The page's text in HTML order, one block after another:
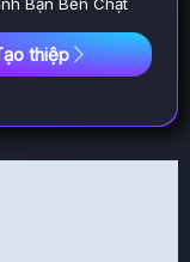
Bạn Bền Chặt
thiệp